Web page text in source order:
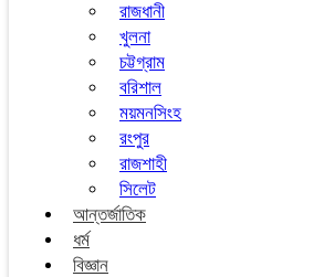
রাজধানী
খুলনা
চট্টগ্রাম
বরিশাল
ময়মনসিংহ
রংপুর
রাজশাহী
সিলেট
আন্তর্জাতিক
ধর্ম
বিজ্ঞান